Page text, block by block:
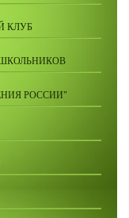
КЛУБ
РОССИИ"